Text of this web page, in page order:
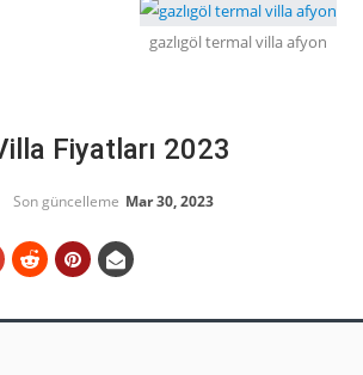
gazlıgöl termal villa afyon
Fiyatları 2023
Son güncelleme Mar 30, 2023